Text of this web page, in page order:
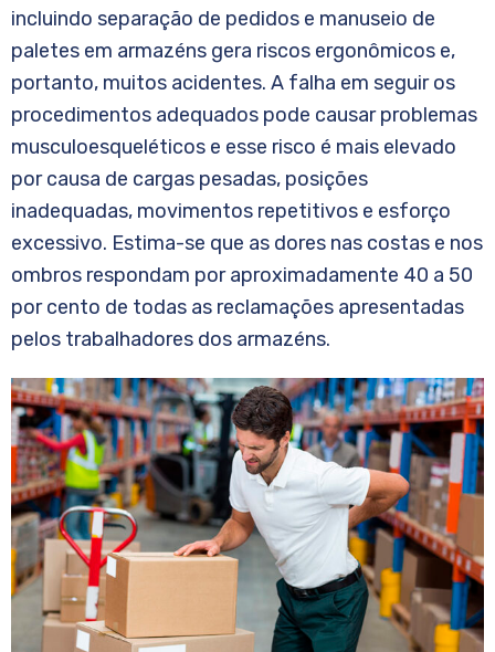
incluindo separação de pedidos e manuseio de
paletes em armazéns gera riscos ergonômicos e,
portanto, muitos acidentes. A falha em seguir os
procedimentos adequados pode causar problemas
musculoesqueléticos e esse risco é mais elevado
por causa de cargas pesadas, posições
inadequadas, movimentos repetitivos e esforço
excessivo. Estima-se que as dores nas costas e nos
ombros respondam por aproximadamente 40 a 50
por cento de todas as reclamações apresentadas
pelos trabalhadores dos armazéns.